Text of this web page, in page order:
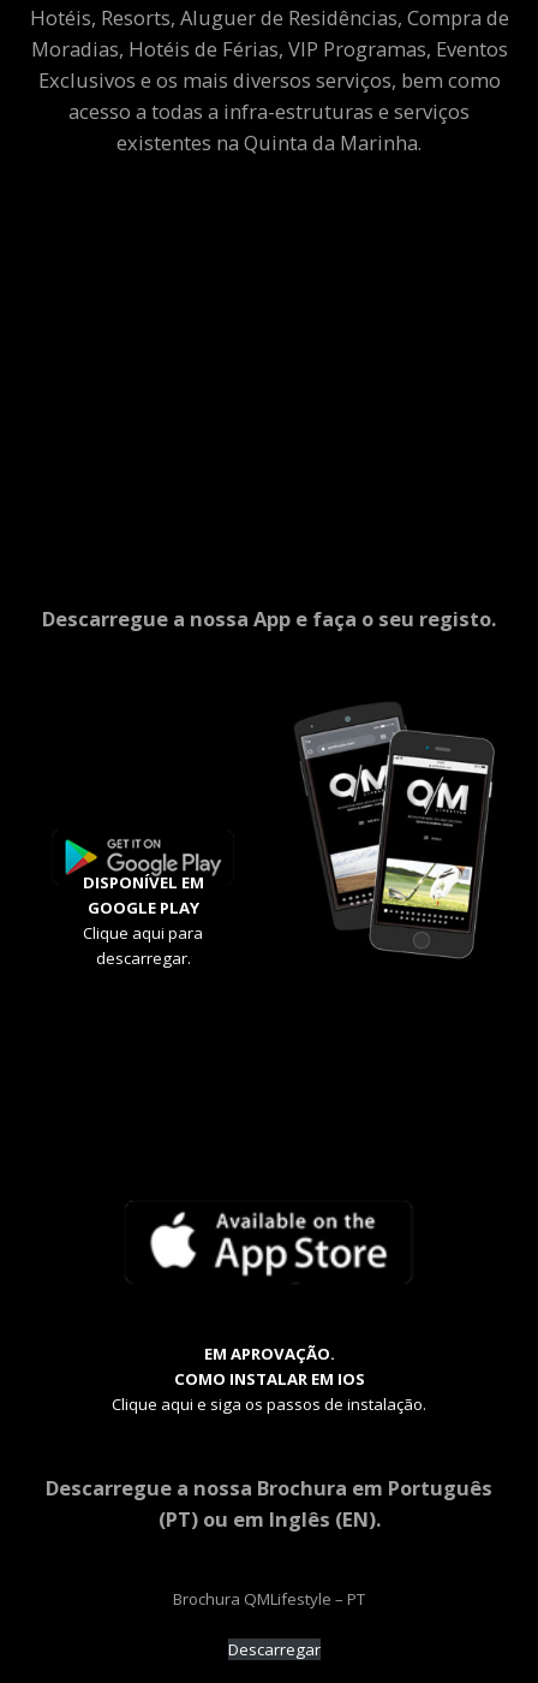
Hotéis, Resorts, Aluguer de Residências, Compra de
Moradias, Hotéis de Férias, VIP Programas, Eventos
Exclusivos e os mais diversos serviços, bem como
acesso a todas a infra-estruturas e serviços
existentes na Quinta da Marinha.
Descarregue a nossa App e faça o seu registo.
DISPONÍVEL EM
GOOGLE PLAY
Clique aqui para
descarregar.
EM APROVAÇÃO.
COMO INSTALAR EM IOS
Clique aqui e siga os passos de instalação.
Descarregue a nossa Brochura em Português
(PT) ou em Inglês (EN).
Brochura QMLifestyle – PT
Descarregar